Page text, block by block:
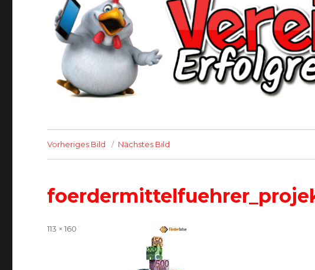
Vorheriges Bild Nächstes Bild
Volle
113 × 160